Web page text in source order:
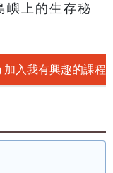
嶼上的生存秘
加入我有興趣的課程